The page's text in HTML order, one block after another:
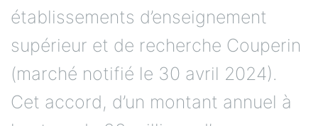
établissements d’enseignement
supérieur et de recherche Couperin
(marché notifié le 30 avril 2024).
Cet accord, d’un montant annuel à